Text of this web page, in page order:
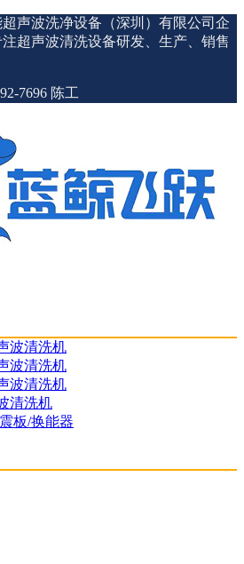
声波洗净设备（深圳）有限公司企
超声波清洗设备研发、生产、销售
7696 陈工
波清洗机
波清洗机
波清洗机
清洗机
板/换能器